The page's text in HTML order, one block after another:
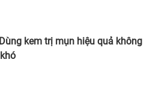
Dùng kem trị mụn hiệu quả không
khó